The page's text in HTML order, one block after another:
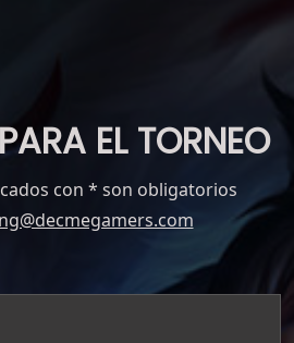
EL TORNEO
con * son obligatorios